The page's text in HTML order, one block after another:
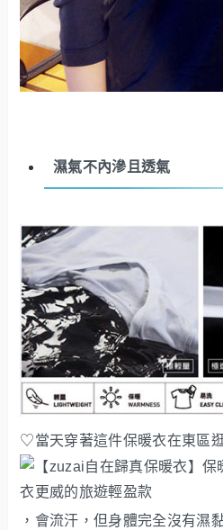
濕氣不內滲且透氣
♡當天穿著這件保暖衣在東區
，會流汗，但身體完全沒有濕